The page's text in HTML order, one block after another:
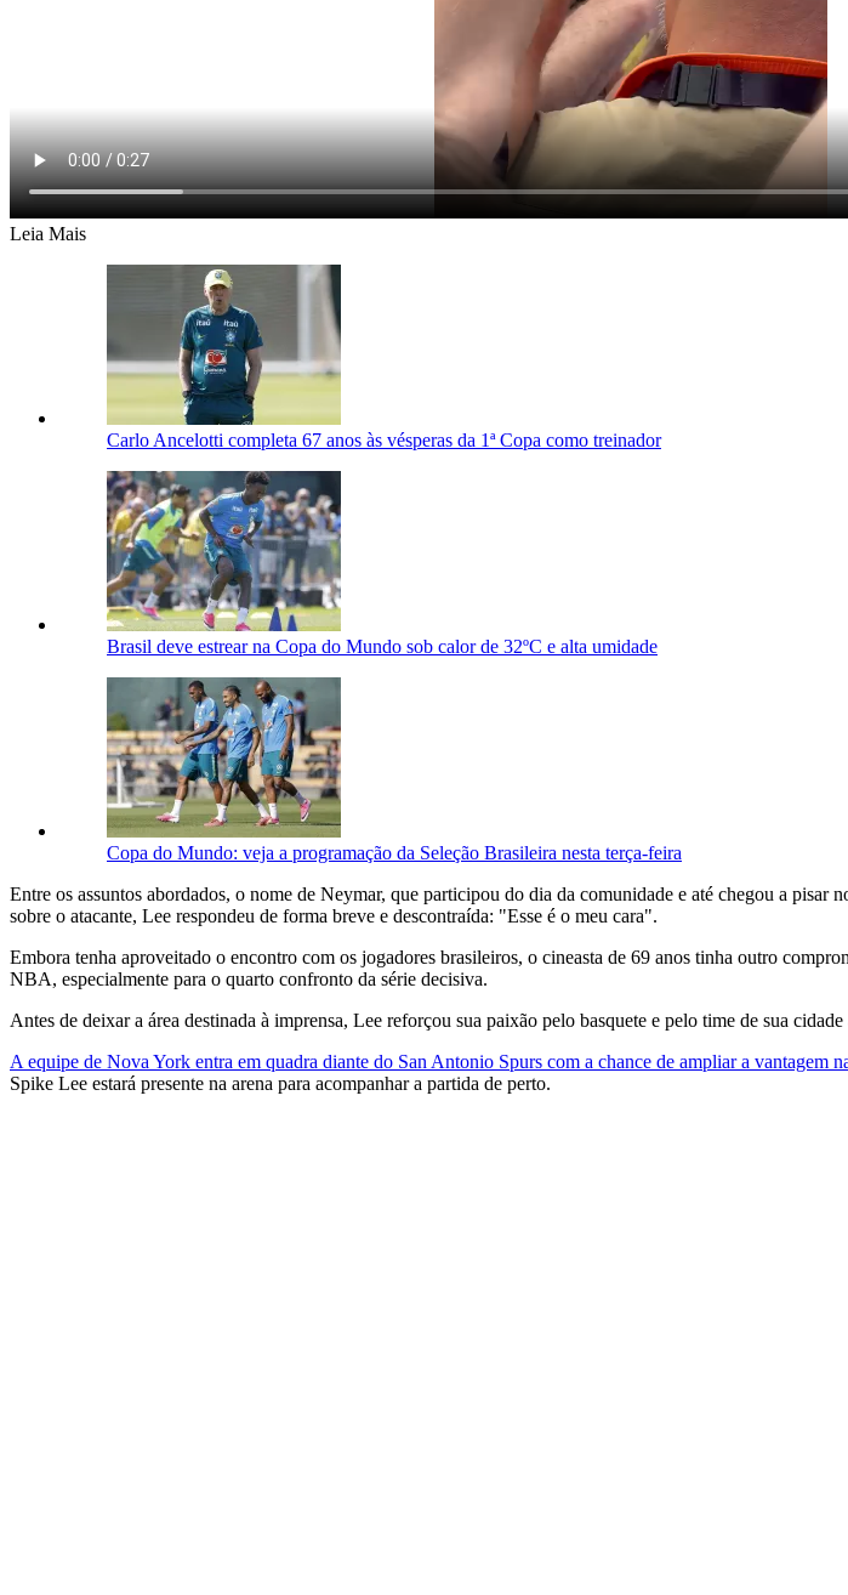
Leia Mais
Carlo Ancelotti completa 67 anos às vésperas da 1ª Copa como treinador
Brasil deve estrear na Copa do Mundo sob calor de 32ºC e alta umidade
Copa do Mundo: veja a programação da Seleção Brasileira nesta terça-feira
Entre os assuntos abordados, o nome de Neymar, que participou do dia da comunidade e até chegou a
sobre o atacante, Lee respondeu de forma breve e descontraída: "Esse é o meu cara".
Embora tenha aproveitado o encontro com os jogadores brasileiros, o cineasta de 69 anos tinha outro
NBA, especialmente para o quarto confronto da série decisiva.
Antes de deixar a área destinada à imprensa, Lee reforçou sua paixão pelo basquete e pelo time de sua
A equipe de Nova York entra em quadra diante do San Antonio Spurs com a chance de ampliar a vantagem
Spike Lee estará presente na arena para acompanhar a partida de perto.